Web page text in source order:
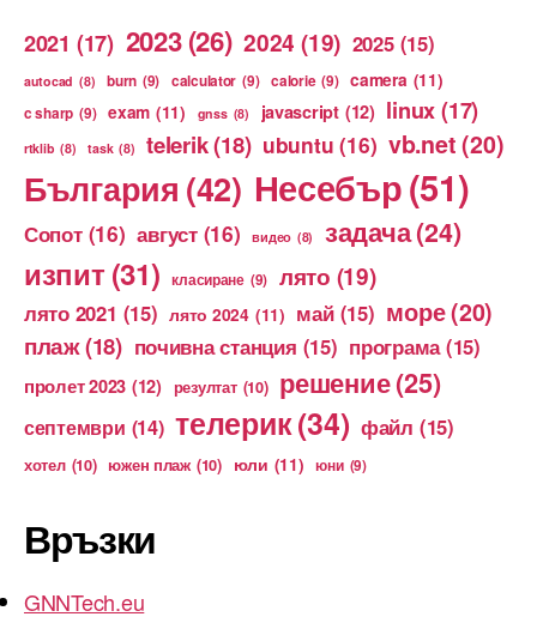
2021 (17) 2023 (26) 2024 (19) 2025 (15)
autocad (8) burn (9) calculator (9) calorie (9) camera (11)
c sharp (9) exam (11) gnss (8) javascript (12) linux(17)
rtklib (8) task (8) telerik(18) ubuntu (16) vb.net(20)
България (42) Несебър(51)
Сопот (16) август (16) видео (8) задача(24)
изпит (31) класиране (9) лято (19)
лято 2021 (15) лято 2024 (11) май (15) море(20)
плаж(18) почивна станция (15) програма (15)
пролет 2023 (12) резултат (10) решение(25)
септември (14) телерик(34) файл (15)
хотел (10) южен плаж (10) юли (11) юни (9)
Връзки
GNNTech.eu